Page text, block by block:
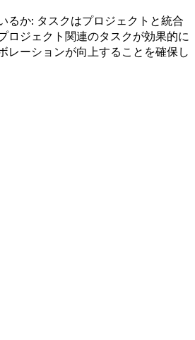
るか: タスクはプロジェクトと統合
ロジェクト関連のタスクが効果的に
レーションが向上することを確保し